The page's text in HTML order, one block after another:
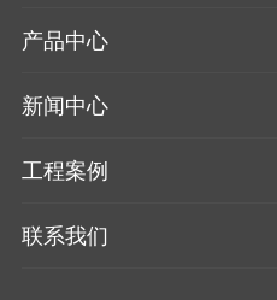
产品中心
新闻中心
工程案例
联系我们